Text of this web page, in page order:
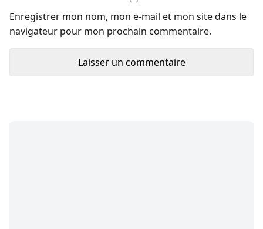
Enregistrer mon nom, mon e-mail et mon site dans le
navigateur pour mon prochain commentaire.